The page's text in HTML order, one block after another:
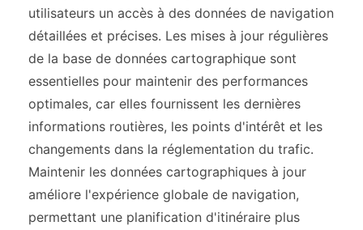
utilisateurs un accès à des données de navigation
détaillées et précises. Les mises à jour régulières
de la base de données cartographique sont
essentielles pour maintenir des performances
optimales, car elles fournissent les dernières
informations routières, les points d'intérêt et les
changements dans la réglementation du trafic.
Maintenir les données cartographiques à jour
améliore l'expérience globale de navigation,
permettant une planification d'itinéraire plus